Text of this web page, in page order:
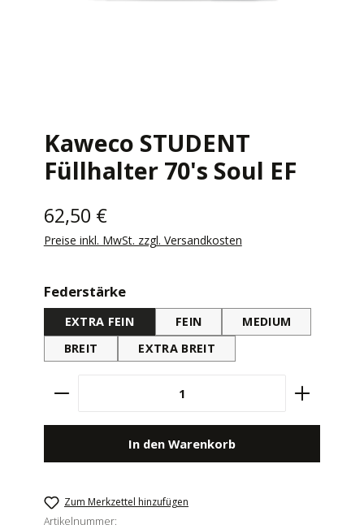
Kaweco STUDENT
Füllhalter 70's Soul EF
62,50 €
Preise inkl. MwSt. zzgl. Versandkosten
Federstärkeauswählen
EXTRA FEIN FEIN
MEDIUM
BREIT
EXTRA BREIT
Produkt Anzahl: Gib den gewünschten
In den Warenkorb
Zum Merkzettel hinzufügen
Artikelnummer: